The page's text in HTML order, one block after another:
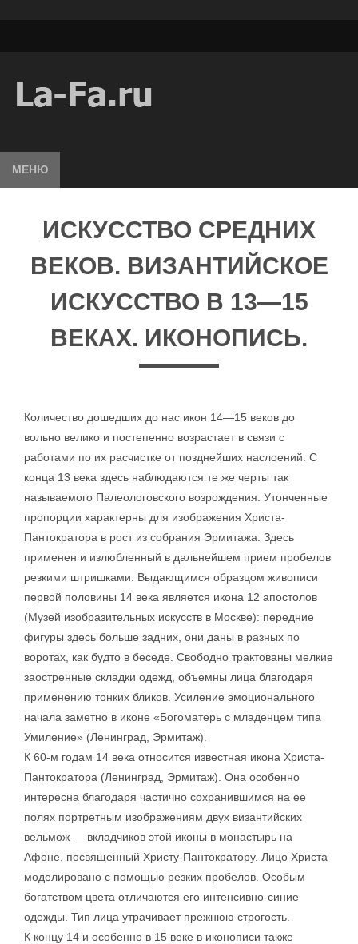
МЕНЮ
ИСКУССТВО СРЕДНИХ
ВЕКОВ. ВИЗАНТИЙСКОЕ
ИСКУССТВО В 13—15
ВЕКАХ. ИКОНОПИСЬ.
Количество дошедших до нас икон 14—15 веков до
вольно велико и постепенно возрастает в связи с
работами по их расчистке от позднейших наслоений. С
конца 13 века здесь наблюдаются те же черты так
называемого Палеологовского возрождения. Утонченные
пропорции характерны для изображения Христа-
Пантократора в рост из собрания Эрмитажа. Здесь
применен и излюбленный в дальнейшем прием пробелов
резкими штришками. Выдающимся образцом живописи
первой половины 14 века является икона 12 апостолов
(Музей изобразительных искусств в Москве): передние
фигуры здесь больше задних, они даны в разных по
воротах, как будто в беседе. Свободно трактованы мелкие
заостренные складки одежд, объемны лица благодаря
применению тонких бликов. Усиление эмоционального
начала заметно в иконе «Богоматерь с младенцем типа
Умиление» (Ленинград, Эрмитаж).
К 60-м годам 14 века относится известная икона Христа-
Пантократора (Ленинград, Эрмитаж). Она особенно
интересна благодаря частично сохранившимся на ее
полях портретным изображениям двух византийских
вельмож — вкладчиков этой иконы в монастырь на
Афоне, посвященный Христу-Пантократору. Лицо Христа
моделировано с помощью резких пробелов. Особым
богатством цвета отличаются его интенсивно-синие
одежды. Тип лица утрачивает прежнюю строгость.
К концу 14 и особенно в 15 веке в иконописи также